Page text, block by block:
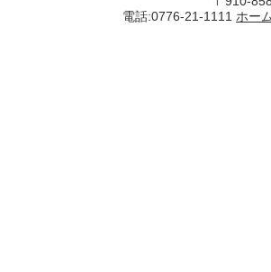
電話:0776-21-1111 ホー